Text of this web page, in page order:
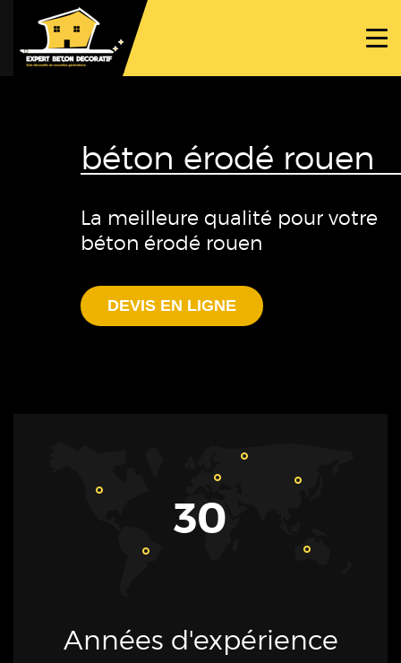
PROJETS
TRAVAUX SPÉCIFIQUES
NOUS CONTACTER
béton érodé rouen
La meilleure qualité pour votre
béton érodé rouen
DEVIS EN LIGNE
30
Années d'expérience